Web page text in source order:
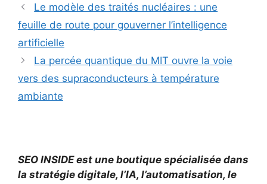
Le modèle des traités nucléaires : une
feuille de route pour gouverner l’intelligence
artificielle
La percée quantique du MIT ouvre la voie
vers des supraconducteurs à température
ambiante
SEO INSIDE est une boutique spécialisée dans
la stratégie digitale, l’IA, l’automatisation, le